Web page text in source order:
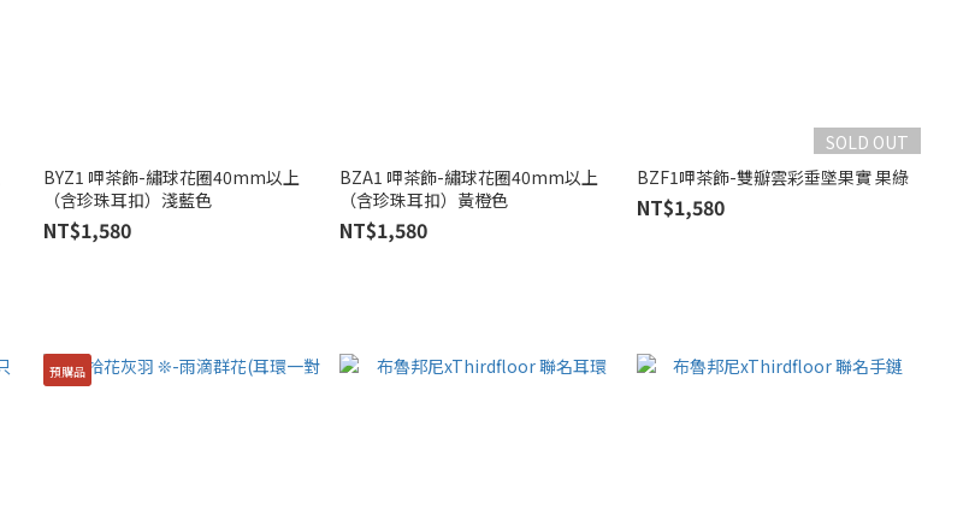
BYZ1 呷茶飾-繡球花圈40mm以上
（含珍珠耳扣）淺藍色
NT$1,580
BZA1 呷茶飾-繡球花圈40mm以上
（含珍珠耳扣）黃橙色
NT$1,580
SOLD OUT
BZF1呷茶飾-雙瓣雲彩垂墜果實 果綠
NT$1,580
預購品